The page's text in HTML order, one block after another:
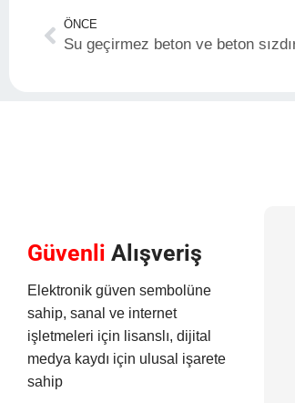
ÖNCE
Su geçirmez beton ve beton
Güvenli Alışveriş
Elektronik güven sembolüne
sahip, sanal ve internet
işletmeleri için lisanslı, dijital
medya kaydı için ulusal işarete
sahip